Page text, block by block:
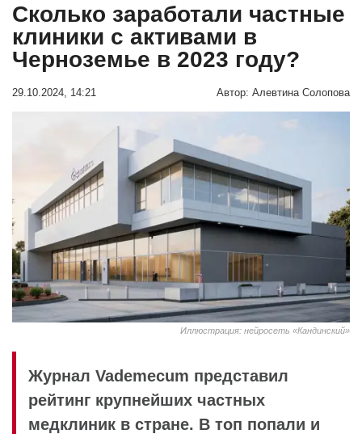
Сколько заработали частные
клиники с активами в
Черноземье в 2023 году?
29.10.2024, 14:21 Автор: Алевтина Солопова
Иллюстрация: нейросеть «Кандинский»
Журнал Vademecum представил
рейтинг крупнейших частных
медклиник в стране. В топ попали и